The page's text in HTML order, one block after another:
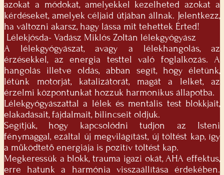
azokat a módokat, amelyekkel kezelheted azokat a
kérdéseket, amelyek céljaid útjában állnak. Jelentkezz,
ha változni akarsz, hagy lássa mit tehettek Érted!
Lélekjósda- Vadász Miklós Zoltán lélekgyógyász
A lélekgyógyászat, avagy a lélekhangolás, az
érzésekkel, az energia testtel való foglalkozás. A
hangolás illetve oldás, abban segít, hogy életünk,
létünk motorját, katalizátorát, magát a lelket, az
érzelmi központunkat hozzuk harmonikus állapotba.
Lélekgyógyászattal a lélek és mentális test blokkjait,
elakadásait, fájdalmait, bilincseit oldjuk.
Segítjük, hogy kapcsolódni tudjon az Isteni
fénymaggal, ezáltal új megvilágítást, új töltést kap, így
a működtető energiája is pozitív töltést kap.
Megkeressük a blokk, trauma igazi okát, AHA effektus,
erre hatunk a harmónia visszaállítása érdekében.